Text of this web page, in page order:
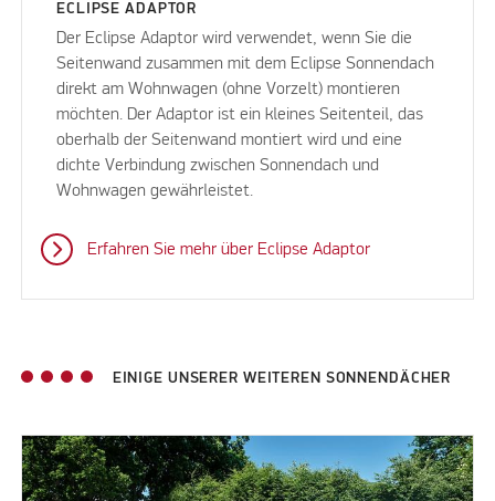
ECLIPSE ADAPTOR
Der Eclipse Adaptor wird verwendet, wenn Sie die
Seitenwand zusammen mit dem Eclipse Sonnendach
direkt am Wohnwagen (ohne Vorzelt) montieren
möchten. Der Adaptor ist ein kleines Seitenteil, das
oberhalb der Seitenwand montiert wird und eine
dichte Verbindung zwischen Sonnendach und
Wohnwagen gewährleistet.
Erfahren Sie mehr über Eclipse Adaptor
EINIGE UNSERER WEITEREN SONNENDÄCHER